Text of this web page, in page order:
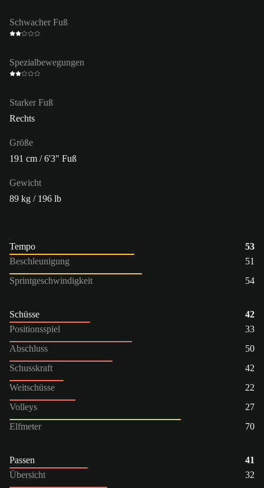
Schwacher Fuß
Spezialbewegungen
Starker Fuß
Rechts
Größe
191 cm / 6'3" Fuß
Gewicht
89 kg / 196 lb
Tempo
53
Beschleunigung
51
Sprintgeschwindigkeit
54
Schüsse
42
Positionsspiel
33
Abschluss
50
Schusskraft
42
Weitschüsse
22
Volleys
27
Elfmeter
70
Passen
41
Übersicht
32